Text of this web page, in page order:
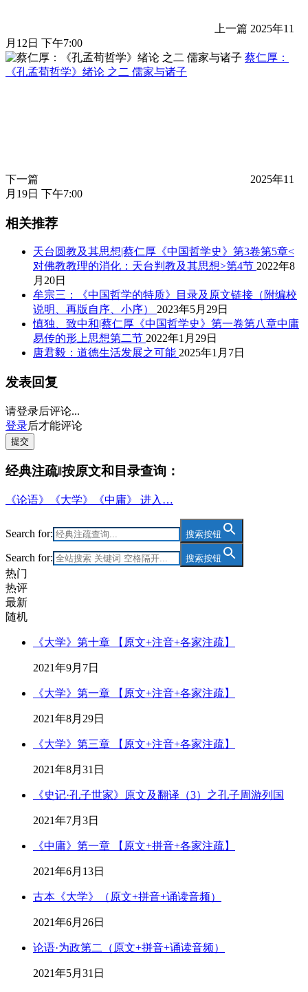
上一篇 2025年11
月12日 下午7:00
蔡仁厚：
《孔孟荀哲学》绪论 之二 儒家与诸子
下一篇
2025年11
月19日 下午7:00
相关推荐
天台圆教及其思想|蔡仁厚《中国哲学史》第3卷第5章<
对佛教教理的消化：天台判教及其思想>第4节 2022年8
月20日
牟宗三：《中国哲学的特质》目录及原文链接（附编校
说明、再版自序、小序）
2023年5月29日
慎独、致中和|蔡仁厚《中国哲学史》第一卷第八章中庸
易传的形上思想第二节 2022年1月29日
唐君毅：道德生活发展之可能 2025年1月7日
发表回复
请登录后评论...
登录后才能评论
提交
经典注疏‖按原文和目录查询：
《论语》《大学》《中庸》 进入…
Search for: 搜索按钮
Search for: 搜索按钮
热门
热评
最新
随机
《大学》第十章 【原文+注音+各家注疏】
2021年9月7日
《大学》第一章 【原文+注音+各家注疏】
2021年8月29日
《大学》第三章 【原文+注音+各家注疏】
2021年8月31日
《史记·孔子世家》原文及翻译（3）之孔子周游列国
2021年7月3日
《中庸》第一章 【原文+拼音+各家注疏】
2021年6月13日
古本《大学》（原文+拼音+诵读音频）
2021年6月26日
论语·为政第二（原文+拼音+诵读音频）
2021年5月31日